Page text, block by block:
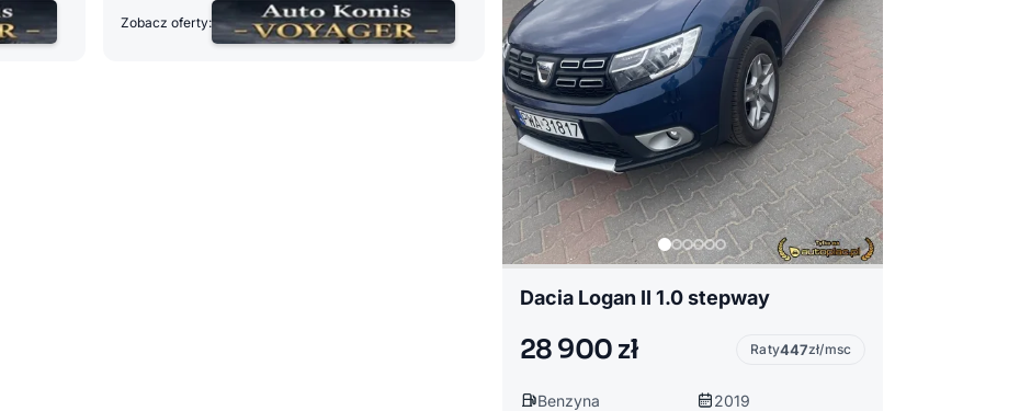
Zobacz oferty:
Dacia Logan II 1.0 stepway
28 900 zł Raty447zł/msc
Benzyna
2019